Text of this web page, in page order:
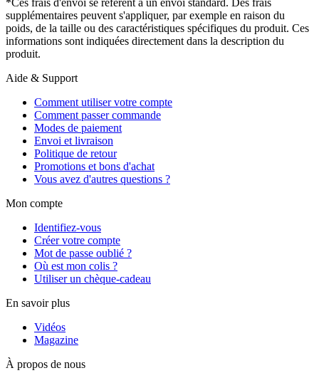
supplémentaires peuvent s'appliquer, par exemple en raison du
poids, de la taille ou des caractéristiques spécifiques du produit. Ces
informations sont indiquées directement dans la description du
produit.
Aide & Support
Comment utiliser votre compte
Comment passer commande
Modes de paiement
Envoi et livraison
Politique de retour
Promotions et bons d'achat
Vous avez d'autres questions ?
Mon compte
Identifiez-vous
Créer votre compte
Mot de passe oublié ?
Où est mon colis ?
Utiliser un chèque-cadeau
En savoir plus
Vidéos
Magazine
À propos de nous